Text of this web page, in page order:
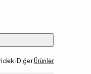
Diğer Ürünler